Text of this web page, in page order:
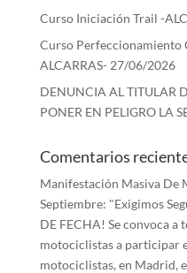
Curso Iniciación Trail -
Curso Perfeccionamiento
ALCARRAS- 27/06/2026
DENUNCIA AL TITULAR
PONER EN PELIGRO LA
Comentarios
Manifestación Masiva De
Septiembre: "Exigimos
DE FECHA! Se convoca a
motociclistas a participar
motociclistas, en Madrid,